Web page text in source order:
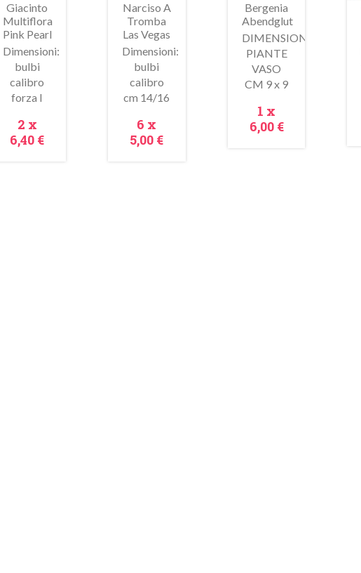
Anteprima
Giacinto
Multiflora
Pink Pearl
Dimensioni:
bulbi
calibro
forza I
Prezzo
2 x
6,40 €
Anteprima
Narciso A
Tromba
Las Vegas
Dimensioni:
bulbi
calibro
cm 14/16
Prezzo
6 x
5,00 €
Anteprima
Bergenia
Abendglut
DIMENSIONI
PIANTE
VASO
CM 9 x 9
Prezzo
1 x
6,00 €